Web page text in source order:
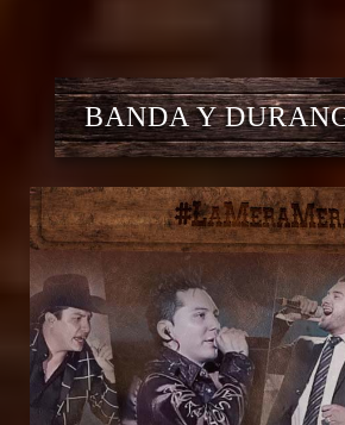
BANDA Y